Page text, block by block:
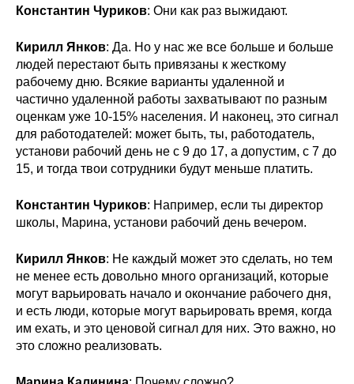
Константин Чуриков: Они как раз выжидают.
Кирилл Янков: Да. Но у нас же все больше и больше
людей перестают быть привязаны к жесткому
рабочему дню. Всякие варианты удаленной и
частично удаленной работы захватывают по разным
оценкам уже 10-15% населения. И наконец, это сигнал
для работодателей: может быть, ты, работодатель,
установи рабочий день не с 9 до 17, а допустим, с 7 до
15, и тогда твои сотрудники будут меньше платить.
Константин Чуриков: Например, если ты директор
школы, Марина, установи рабочий день вечером.
Кирилл Янков: Не каждый может это сделать, но тем
не менее есть довольно много организаций, которые
могут варьировать начало и окончание рабочего дня,
и есть люди, которые могут варьировать время, когда
им ехать, и это ценовой сигнал для них. Это важно, но
это сложно реализовать.